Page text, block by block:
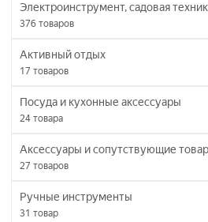
Электроинструмент, садовая
376 товаров
Активный отдых
17 товаров
Посуда и кухонные аксессуары
24 товара
Аксессуары и сопутствующие
27 товаров
Ручные инструменты
31 товар